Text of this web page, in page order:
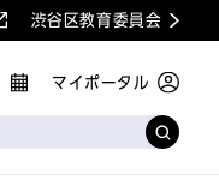
渋谷区教育委員会
マイポータル